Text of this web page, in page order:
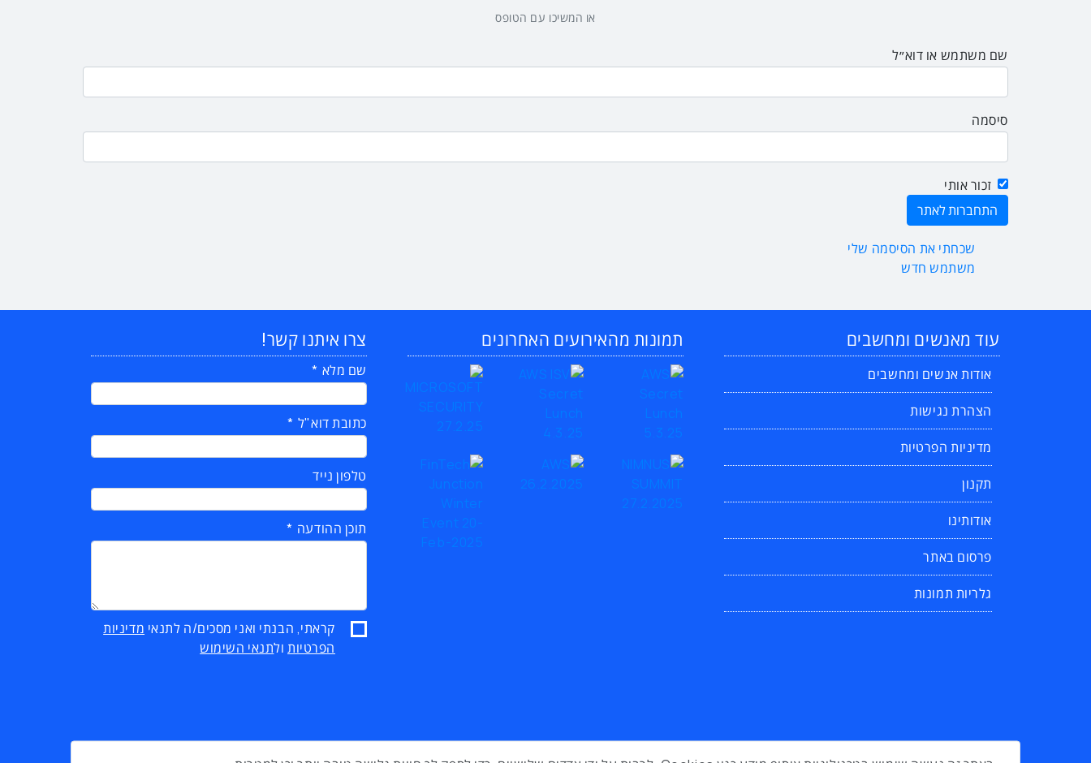
או המשיכו עם הטופס
שם משתמש או דוא״ל
סיסמה
זכור אותי
שכחתי את הסיסמה שלי
משתמש חדש
עוד מאנשים ומחשבים
אודות אנשים ומחשבים
הצהרת נגישות
מדיניות הפרטיות
תקנון
אודותינו
פרסום באתר
גלריות תמונות
תמונות מהאירועים האחרונים צרו איתנו קשר!
שם מלא
כתובת דוא"ל
טלפון נייד
תוכן ההודעה
קראתי, הבנתי ואני מסכים/ה לתנאי מדיניות
הפרטיותולתנאי השימוש